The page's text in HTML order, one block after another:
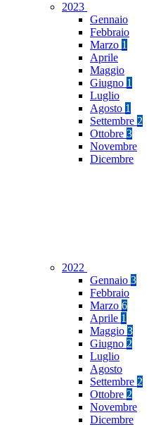
2023
Gennaio
Febbraio
Marzo 1
Aprile
Maggio
Giugno 1
Luglio
Agosto 1
Settembre 2
Ottobre 3
Novembre
Dicembre
2022
Gennaio 3
Febbraio
Marzo 6
Aprile 1
Maggio 3
Giugno 2
Luglio
Agosto
Settembre 2
Ottobre 2
Novembre
Dicembre